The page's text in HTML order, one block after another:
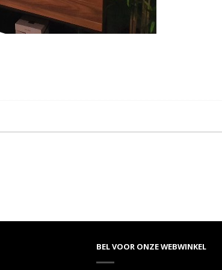
BEL VOOR ONZE WEBWINKEL